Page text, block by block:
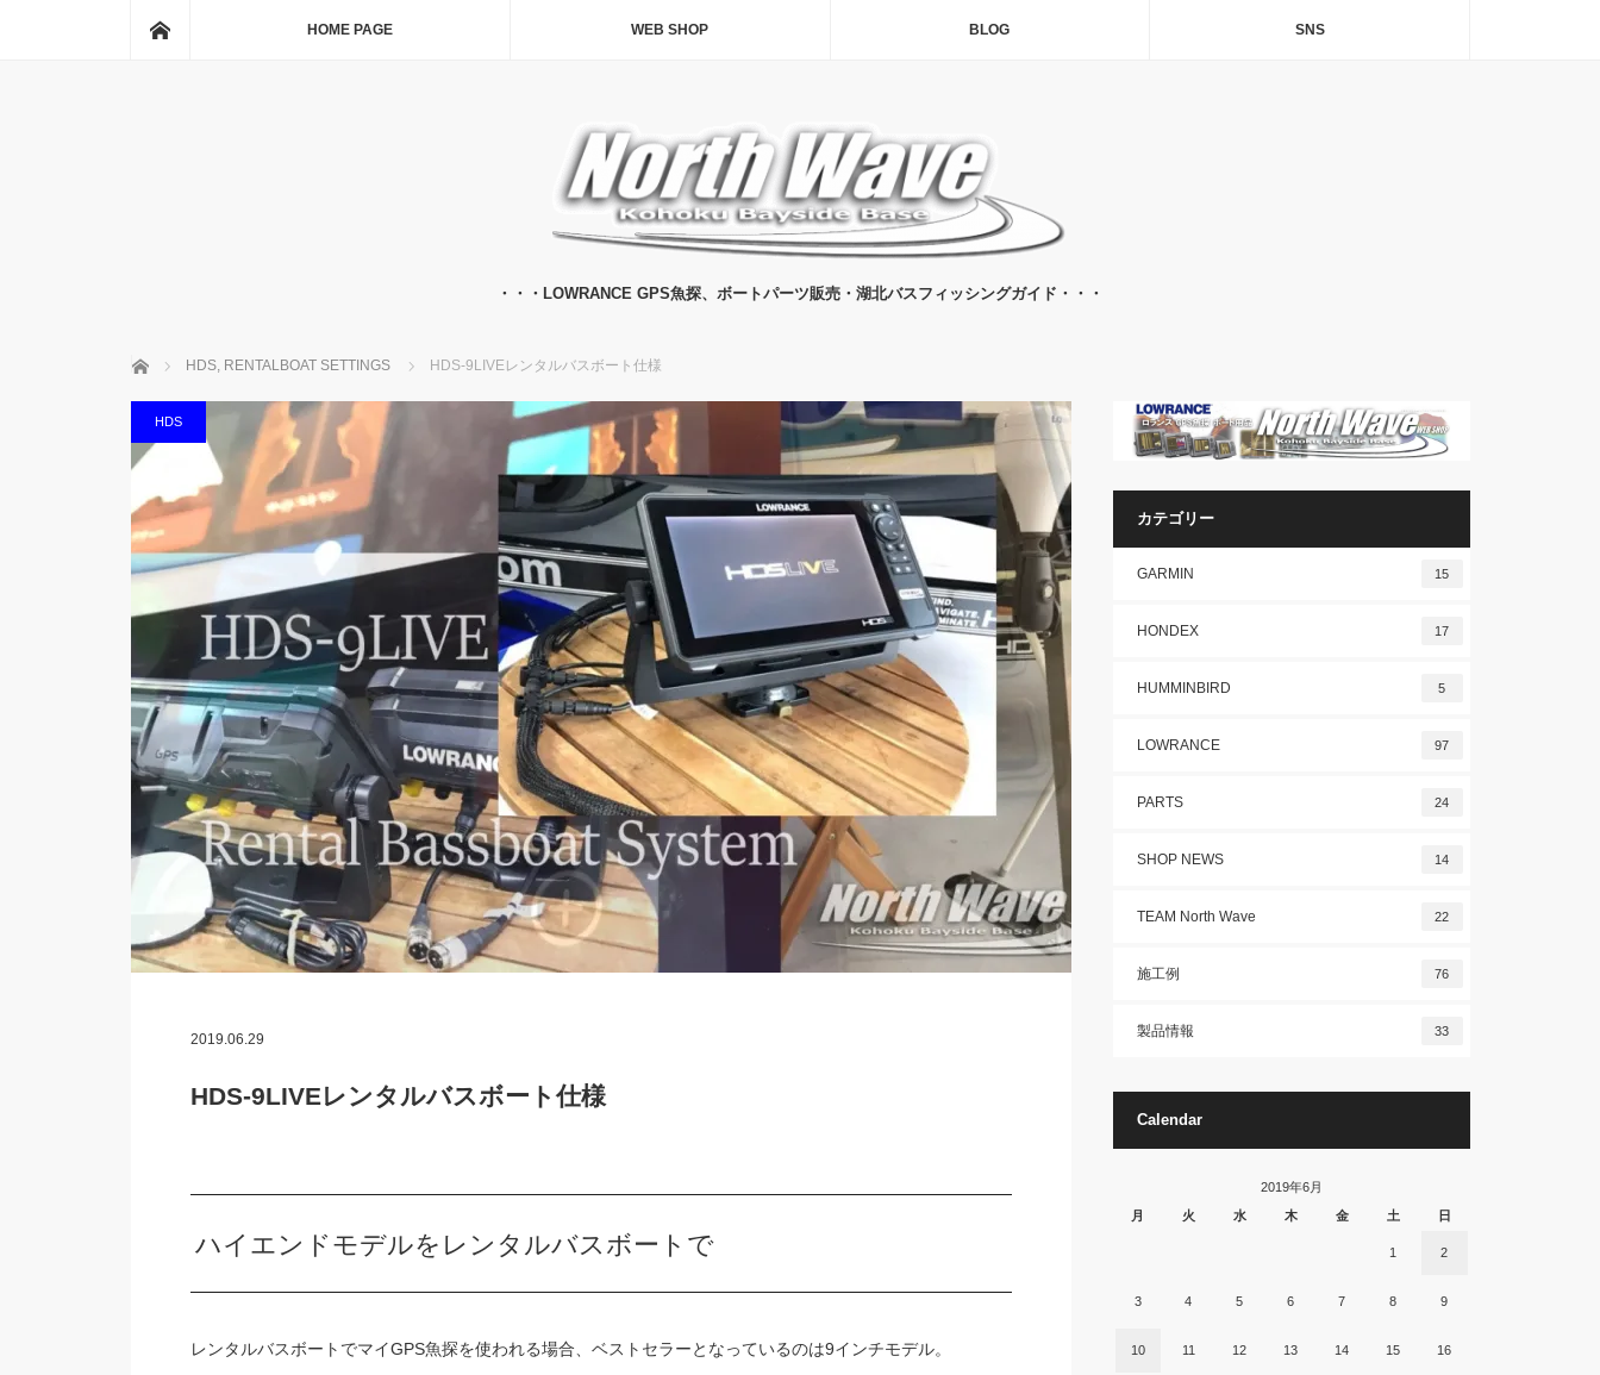
HOME PAGE WEB SHOP BLOG SNS
・・・LOWRANCE GPS魚探、ボートパーツ販売・湖北バスフィッシングガイド・・・
ホーム HDS, RENTALBOAT SETTINGS HDS-9LIVEレンタルバスボート仕様
HDS
2019.06.29
HDS-9LIVEレンタルバスボート仕様
ハイエンドモデルをレンタルバスボートで
レンタルバスボートでマイGPS魚探を使われる場合、ベストセラーとなっているのは9インチモデル。
カテゴリー
GARMIN 15
HONDEX 17
HUMMINBIRD 5
LOWRANCE 97
PARTS 24
SHOP NEWS 14
TEAM North Wave 22
施工例 76
製品情報 33
Calendar
2019年6月
月
火 水 木 金 土 日
1 2
3 4 5 6 7 8 9
10 11 12 13 14 15 16